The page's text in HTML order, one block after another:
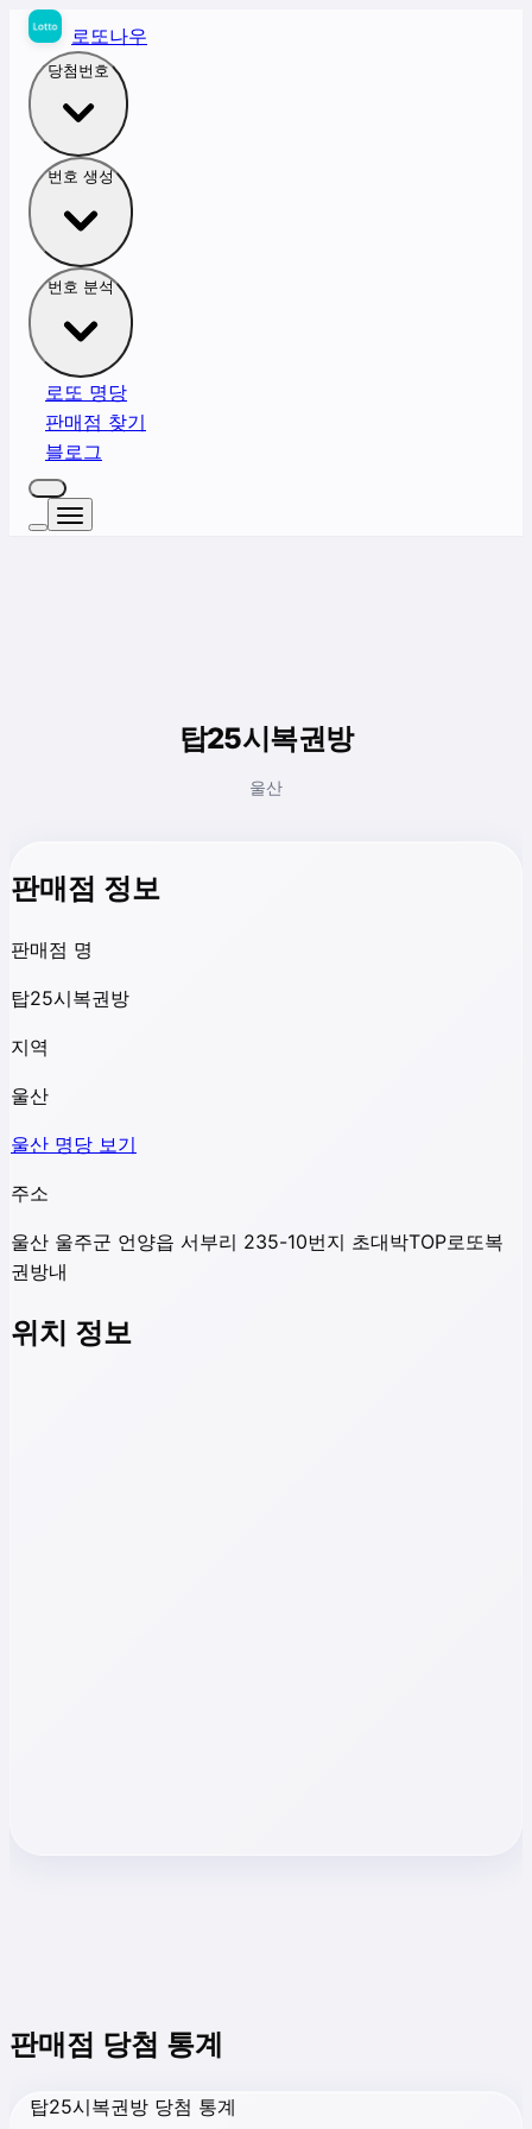
로또나우
당첨번호
번호 생성
번호 분석
로또 명당
판매점 찾기
블로그
탑25시복권방
울산
판매점 정보
판매점 명
탑25시복권방
지역
울산
울산 명당 보기
주소
울산 울주군 언양읍 서부리 235-10번지 초대박TOP로또복
권방내
위치 정보
판매점 당첨 통계
탑25시복권방 당첨 통계